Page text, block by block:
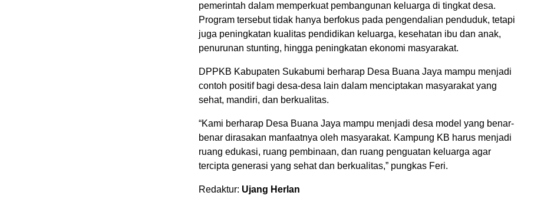
pemerintah dalam memperkuat pembangunan keluarga di tingkat desa.
Program tersebut tidak hanya berfokus pada pengendalian penduduk, tetapi
juga peningkatan kualitas pendidikan keluarga, kesehatan ibu dan anak,
penurunan stunting, hingga peningkatan ekonomi masyarakat.
DPPKB Kabupaten Sukabumi berharap Desa Buana Jaya mampu menjadi
contoh positif bagi desa-desa lain dalam menciptakan masyarakat yang
sehat, mandiri, dan berkualitas.
“Kami berharap Desa Buana Jaya mampu menjadi desa model yang benar-
benar dirasakan manfaatnya oleh masyarakat. Kampung KB harus menjadi
ruang edukasi, ruang pembinaan, dan ruang penguatan keluarga agar
tercipta generasi yang sehat dan berkualitas,” pungkas Feri.
Redaktur: Ujang Herlan